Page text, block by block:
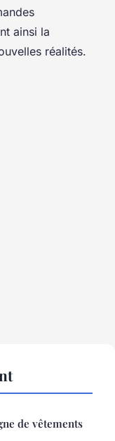
ainsi la
réalités.
de vêtements